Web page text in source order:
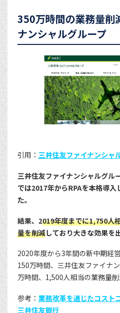
350万時間の業務量削
ナンシャルグループ
引用： 三井住友ファイナンシャ
三井住友ファイナンシャルグル
では2017年からRPAを本格導
た。
結果、2019年度までに1,750人
量を削減しており大きな効果を
2020年度から3年間の新中期経
150万時間、三井住友ファイナ
万時間、1,500人相当の業務量削
参考： 業務改革を通じたコスト
三井住友銀行